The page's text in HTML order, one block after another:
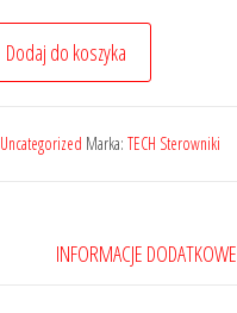
Dodaj do koszyka
Uncategorized Marka: TECH Sterowniki
INFORMACJE DODATKOWE